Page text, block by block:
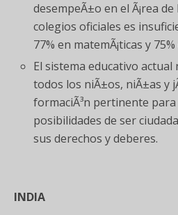
desempeÃ±o en el Ã¡rea
colegios oficiales es
77% en matemÃ¡ticas y
El sistema educativo
todos los niÃ±os, niÃ±as y
formaciÃ³n pertinente
posibilidades de ser
sus derechos y deberes.
INDIA